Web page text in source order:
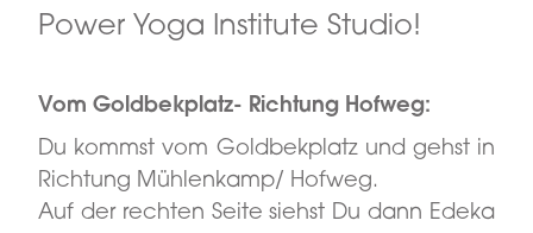
Power Yoga Institute Studio!
Vom Goldbekplatz- Richtung Hofweg:
Du kommst vom Goldbekplatz und gehst in
Richtung Mühlenkamp/ Hofweg.
Auf der rechten Seite siehst Du dann Edeka